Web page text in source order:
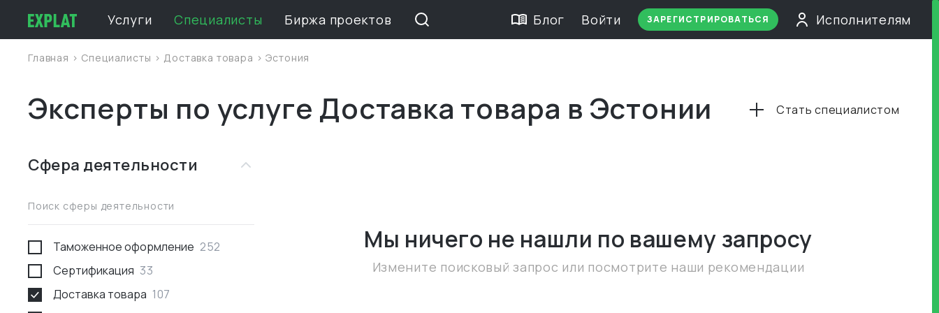
Услуги Специалисты Биржа проектов Блог Войти ЗАРЕГИСТРИРОВАТЬСЯ Исполнителям
Главная > Специалисты > Доставка товара >Эстония
Эксперты по услуге Доставка товара в Эстонии Стать специалистом
Сфера деятельности
Поиск сферы деятельности
Таможенное оформление 252
Сертификация 33
Доставка товара 107
Мы ничего не нашли по вашему запросу
Измените поисковый запрос или посмотрите наши рекомендации